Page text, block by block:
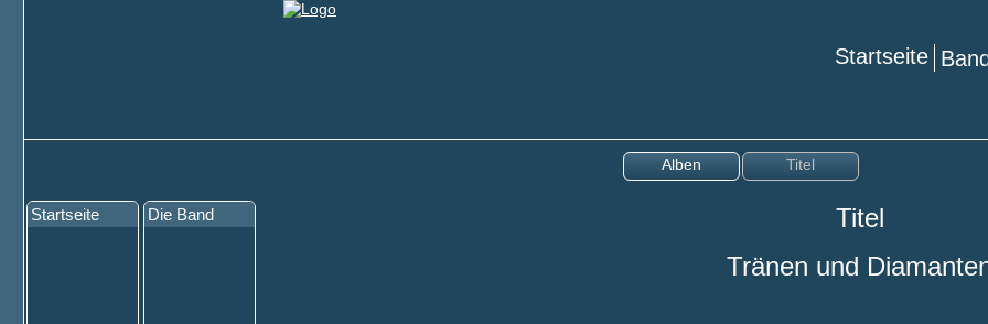
Startseite
Alben Titel
Startseite Die Band
Titel
Tränen und